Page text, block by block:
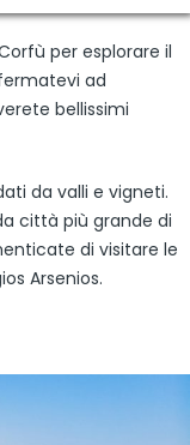
per esplorare il
ad
bellissimi
da valli e vigneti.
città più grande di
di visitare le
Arsenios.